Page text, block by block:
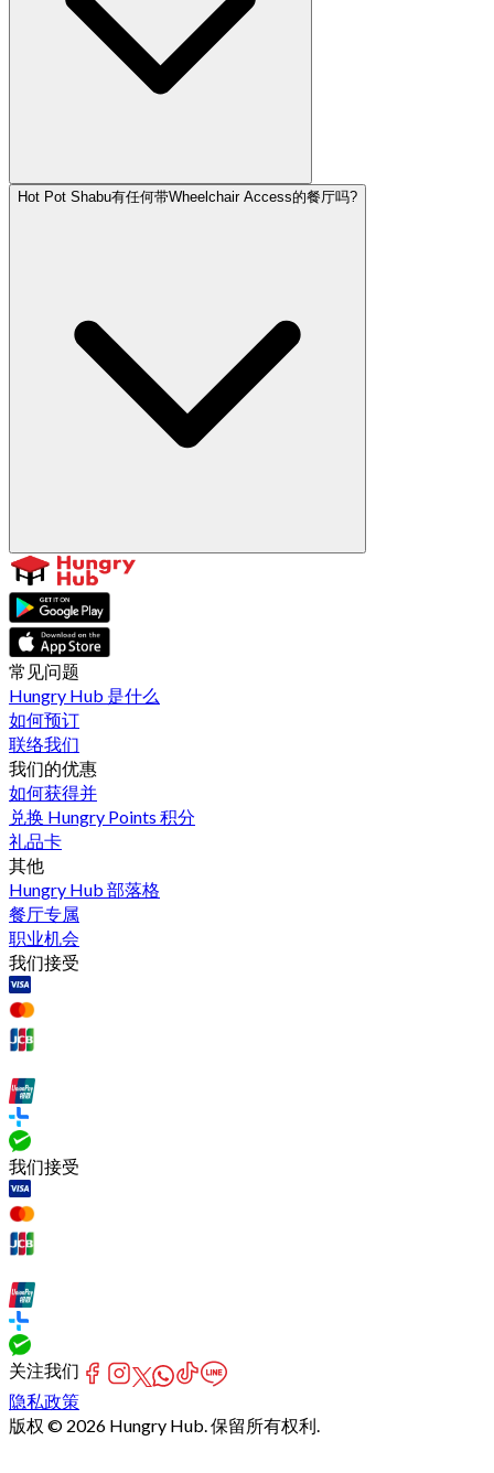
Hot Pot Shabu有任何带Wheelchair Access的餐厅吗?
常见问题
Hungry Hub 是什么
如何预订
联络我们
我们的优惠
如何获得并
兑换 Hungry Points 积分
礼品卡
其他
Hungry Hub 部落格
餐厅专属
职业机会
我们接受
我们接受
关注我们
隐私政策
版权 © 2026 Hungry Hub. 保留所有权利.